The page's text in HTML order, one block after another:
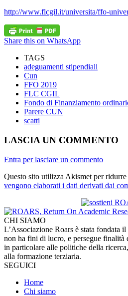
http://www.flcgil.it/universita/ffo-
Share this on WhatsApp
TAGS
adeguamenti stipendiali
Cun
FFO 2019
FLC CGIL
Fondo di Finanziamento
Parere CUN
scatti
LASCIA UN COMMENTO
Entra per lasciare un commento
Questo sito utilizza Akismet per ridurre
vengono elaborati i dati derivati dai
CHI SIAMO
L’Associazione Roars è stata fondata
non ha fini di lucro, e persegue finalità
in particolare alle politiche della
alla formazione terziaria.
SEGUICI
Home
Chi siamo